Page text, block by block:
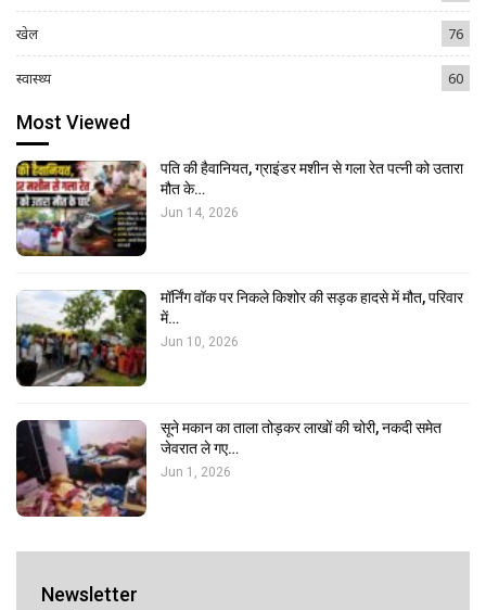
खेल 76
स्वास्थ्य 60
Most Viewed
पति की हैवानियत, ग्राइंडर मशीन से गला रेत पत्नी को उतारा
मौत के…
Jun 14, 2026
मॉर्निंग वॉक पर निकले किशोर की सड़क हादसे में मौत, परिवार
में…
Jun 10, 2026
सूने मकान का ताला तोड़कर लाखों की चोरी, नकदी समेत
जेवरात ले गए…
Jun 1, 2026
Newsletter